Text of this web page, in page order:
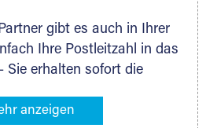
gibt es auch in Ihrer
Ihre Postleitzahl in das
Sie erhalten sofort die
Ihrer Nähe. An zahlreichen